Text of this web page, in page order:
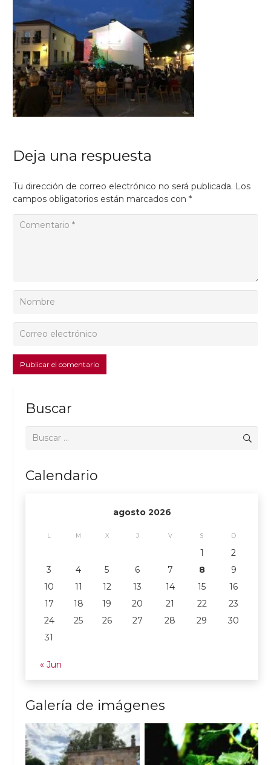
Deja una respuesta
Tu dirección de correo electrónico no será publicada. Los
campos obligatorios están marcados con *
Publicar el comentario
Buscar
Buscar:
Calendario
agosto 2026
L M X J V S D
1
2
3
4 5 6 7 8
9
10
11 12 13 14 15
16
17
18 19 20 21 22
23
24
25 26 27 28 29
30
31
« Jun
Galería de imágenes